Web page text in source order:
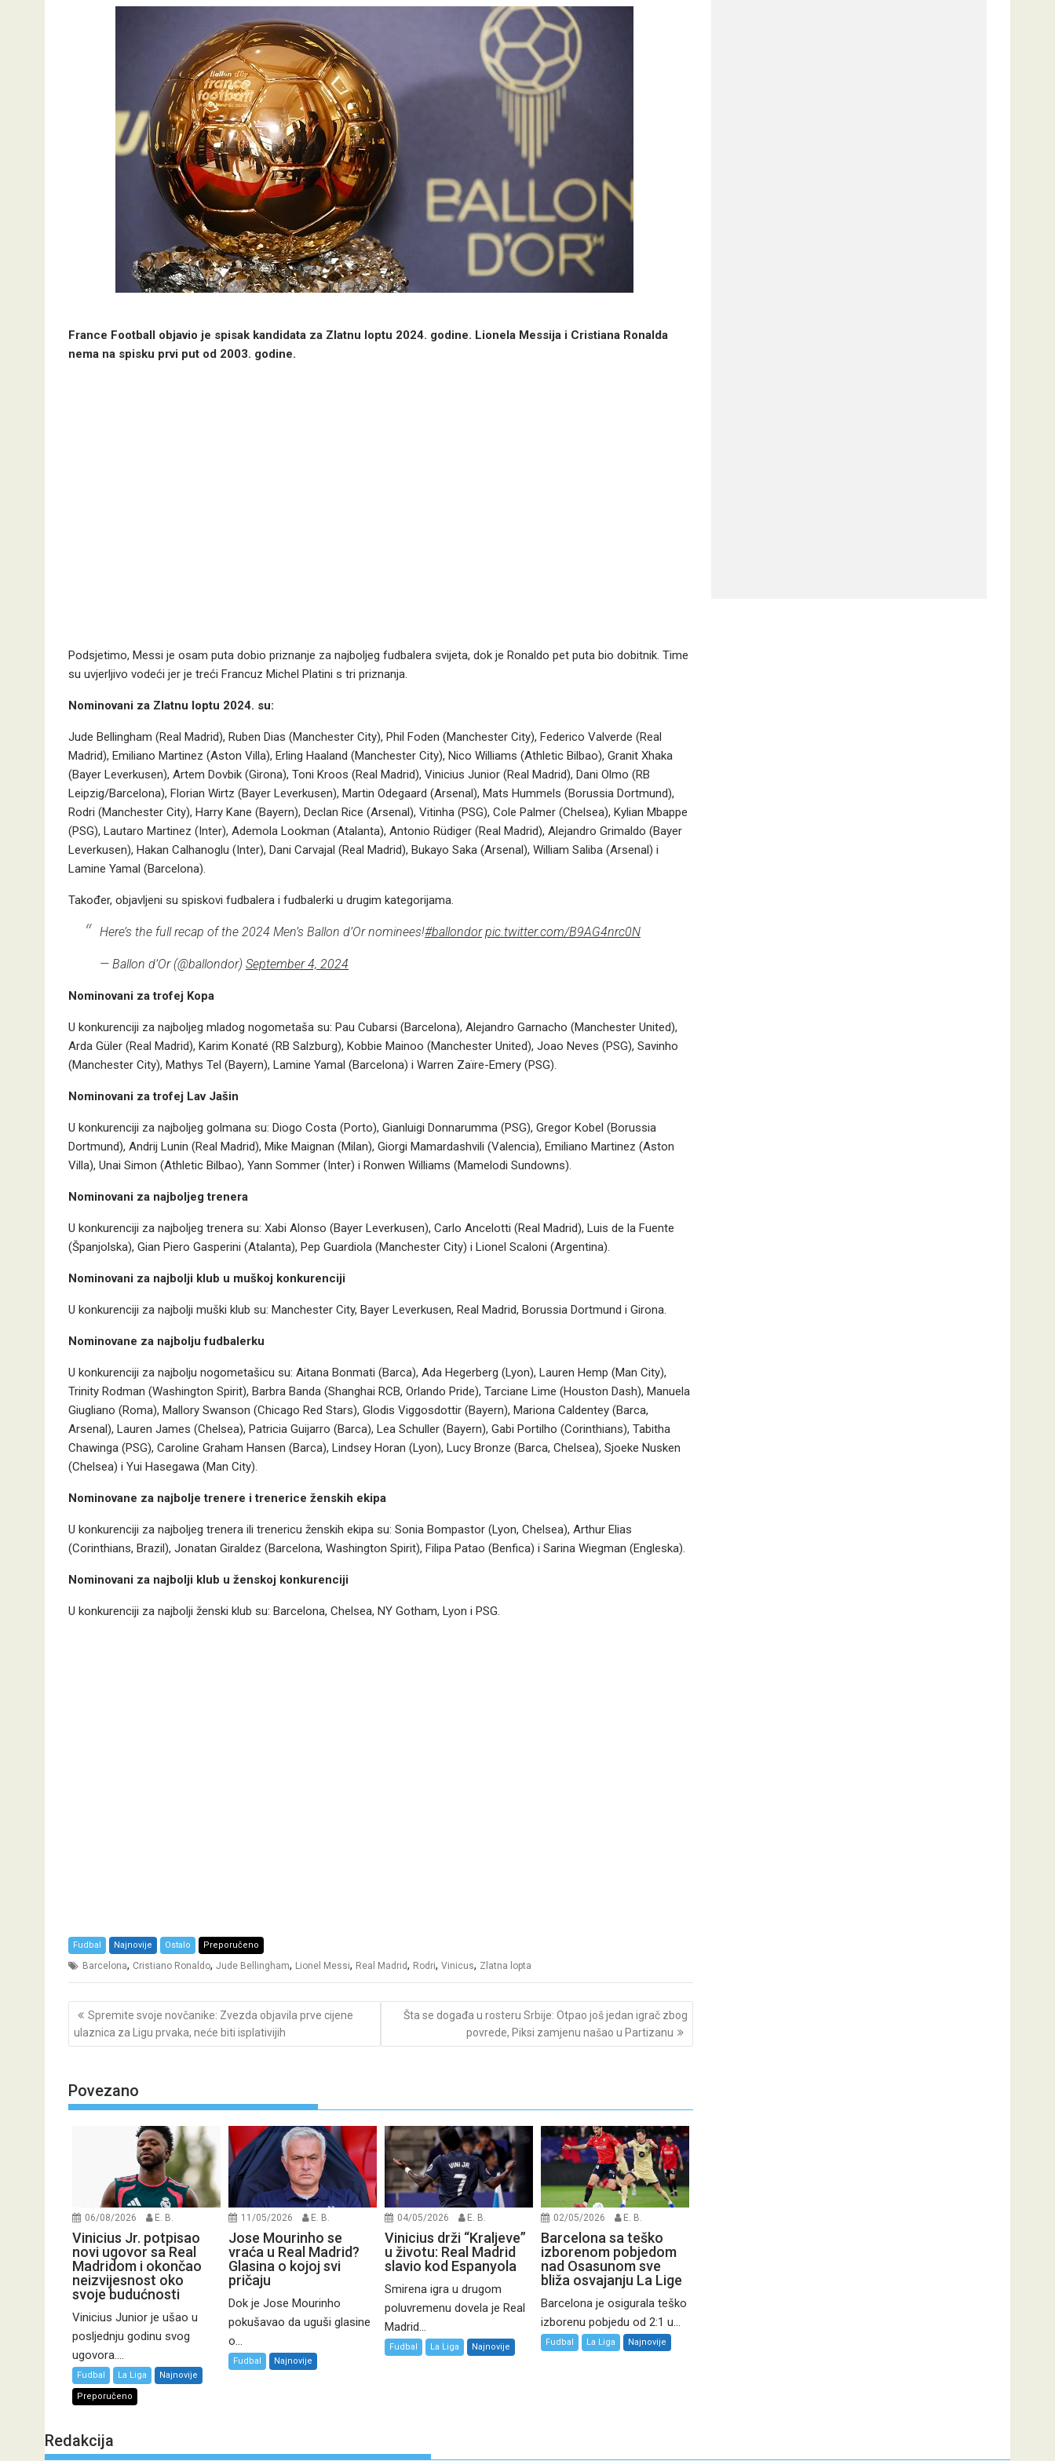
France Football objavio je spisak kandidata za Zlatnu loptu 2024. godine. Lionela Messija i Cristiana Ronalda
nema na spisku prvi put od 2003. godine.
Podsjetimo, Messi je osam puta dobio priznanje za najboljeg fudbalera svijeta, dok je Ronaldo pet puta bio dobitnik. Time
su uvjerljivo vodeći jer je treći Francuz Michel Platini s tri priznanja.
Nominovani za Zlatnu loptu 2024. su:
Jude Bellingham (Real Madrid), Ruben Dias (Manchester City), Phil Foden (Manchester City), Federico Valverde (Real
Madrid), Emiliano Martinez (Aston Villa), Erling Haaland (Manchester City), Nico Williams (Athletic Bilbao), Granit Xhaka
(Bayer Leverkusen), Artem Dovbik (Girona), Toni Kroos (Real Madrid), Vinicius Junior (Real Madrid), Dani Olmo (RB
Leipzig/Barcelona), Florian Wirtz (Bayer Leverkusen), Martin Odegaard (Arsenal), Mats Hummels (Borussia Dortmund),
Rodri (Manchester City), Harry Kane (Bayern), Declan Rice (Arsenal), Vitinha (PSG), Cole Palmer (Chelsea), Kylian Mbappe
(PSG), Lautaro Martinez (Inter), Ademola Lookman (Atalanta), Antonio Rüdiger (Real Madrid), Alejandro Grimaldo (Bayer
Leverkusen), Hakan Calhanoglu (Inter), Dani Carvajal (Real Madrid), Bukayo Saka (Arsenal), William Saliba (Arsenal) i
Lamine Yamal (Barcelona).
Također, objavljeni su spiskovi fudbalera i fudbalerki u drugim kategorijama.
Here’s the full recap of the 2024 Men’s Ballon d’Or nominees!#ballondor pic.twitter.com/B9AG4nrc0N
— Ballon d’Or (@ballondor) September 4, 2024
Nominovani za trofej Kopa
U konkurenciji za najboljeg mladog nogometaša su: Pau Cubarsi (Barcelona), Alejandro Garnacho (Manchester United),
Arda Güler (Real Madrid), Karim Konaté (RB Salzburg), Kobbie Mainoo (Manchester United), Joao Neves (PSG), Savinho
(Manchester City), Mathys Tel (Bayern), Lamine Yamal (Barcelona) i Warren Zaïre-Emery (PSG).
Nominovani za trofej Lav Jašin
U konkurenciji za najboljeg golmana su: Diogo Costa (Porto), Gianluigi Donnarumma (PSG), Gregor Kobel (Borussia
Dortmund), Andrij Lunin (Real Madrid), Mike Maignan (Milan), Giorgi Mamardashvili (Valencia), Emiliano Martinez (Aston
Villa), Unai Simon (Athletic Bilbao), Yann Sommer (Inter) i Ronwen Williams (Mamelodi Sundowns).
Nominovani za najboljeg trenera
U konkurenciji za najboljeg trenera su: Xabi Alonso (Bayer Leverkusen), Carlo Ancelotti (Real Madrid), Luis de la Fuente
(Španjolska), Gian Piero Gasperini (Atalanta), Pep Guardiola (Manchester City) i Lionel Scaloni (Argentina).
Nominovani za najbolji klub u muškoj konkurenciji
U konkurenciji za najbolji muški klub su: Manchester City, Bayer Leverkusen, Real Madrid, Borussia Dortmund i Girona.
Nominovane za najbolju fudbalerku
U konkurenciji za najbolju nogometašicu su: Aitana Bonmati (Barca), Ada Hegerberg (Lyon), Lauren Hemp (Man City),
Trinity Rodman (Washington Spirit), Barbra Banda (Shanghai RCB, Orlando Pride), Tarciane Lime (Houston Dash), Manuela
Giugliano (Roma), Mallory Swanson (Chicago Red Stars), Glodis Viggosdottir (Bayern), Mariona Caldentey (Barca,
Arsenal), Lauren James (Chelsea), Patricia Guijarro (Barca), Lea Schuller (Bayern), Gabi Portilho (Corinthians), Tabitha
Chawinga (PSG), Caroline Graham Hansen (Barca), Lindsey Horan (Lyon), Lucy Bronze (Barca, Chelsea), Sjoeke Nusken
(Chelsea) i Yui Hasegawa (Man City).
Nominovane za najbolje trenere i trenerice ženskih ekipa
U konkurenciji za najboljeg trenera ili trenericu ženskih ekipa su: Sonia Bompastor (Lyon, Chelsea), Arthur Elias
(Corinthians, Brazil), Jonatan Giraldez (Barcelona, Washington Spirit), Filipa Patao (Benfica) i Sarina Wiegman (Engleska).
Nominovani za najbolji klub u ženskoj konkurenciji
U konkurenciji za najbolji ženski klub su: Barcelona, Chelsea, NY Gotham, Lyon i PSG.
Fudbal Najnovije Ostalo Preporučeno
Barcelona, Cristiano Ronaldo, Jude Bellingham, Lionel Messi, Real Madrid, Rodri, Vinicus, Zlatna lopta
Post
navigation
Spremite svoje novčanike: Zvezda objavila prve cijene
ulaznica za Ligu prvaka, neće biti isplativijih
Šta se događa u rosteru Srbije: Otpao još jedan igrač zbog
povrede, Piksi zamjenu našao u Partizanu
Povezano
06/08/2026 E. B.
Vinicius Jr. potpisao
novi ugovor sa Real
Madridom i okončao
neizvijesnost oko
svoje budućnosti
Vinicius Junior je ušao u
posljednju godinu svog
ugovora....
Fudbal La Liga Najnovije
Preporučeno
11/05/2026 E. B.
Jose Mourinho se
vraća u Real Madrid?
Glasina o kojoj svi
pričaju
Dok je Jose Mourinho
pokušavao da uguši glasine
o...
Fudbal Najnovije
04/05/2026 E. B.
Vinicius drži “Kraljeve”
u životu: Real Madrid
slavio kod Espanyola
Smirena igra u drugom
poluvremenu dovela je Real
Madrid...
Fudbal La Liga Najnovije
02/05/2026 E. B.
Barcelona sa teško
izborenom pobjedom
nad Osasunom sve
bliža osvajanju La Lige
Barcelona je osigurala teško
izborenu pobjedu od 2:1 u...
Fudbal La Liga Najnovije
Redakcija